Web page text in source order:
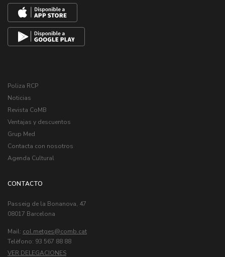
Poliza RCP
Noticias
Revista CoMB
Ventajas y descuentos
Grup Med
Contacta con nosotros
Agenda Cultural
CONTACTO
Passeig de la Bonanova, 47
08017 Barcelona
Mail: col.metges
Telèfono: 93 567 88 88
VER DELEGACIONES